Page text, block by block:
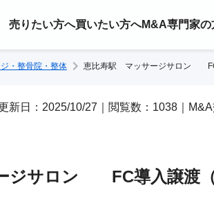
売りたい方へ買いたい方へM&A専門家の
・整骨院・整体 恵比寿駅 マッサージサロン FC
新日：2025/10/27｜閲覧数：1038｜
サロン FC導入譲渡（